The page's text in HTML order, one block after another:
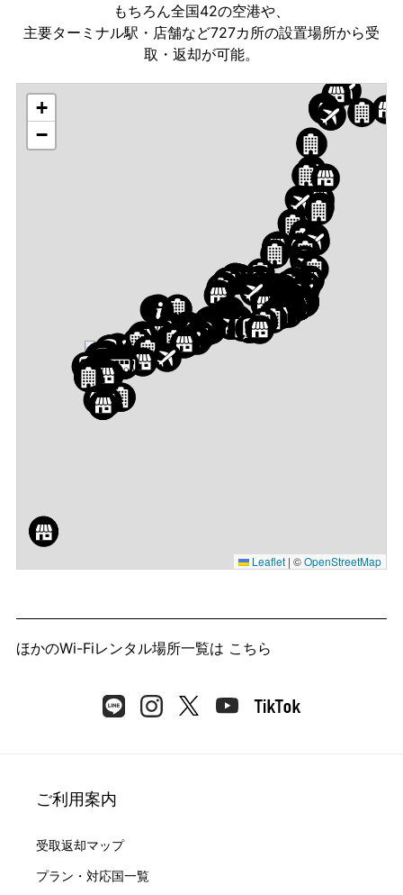
もちろん全国42の空港や、
主要ターミナル駅・店舗など727カ所の設置場所から受
取・返却が可能。
+
−
Leaflet | ©OpenStreetMap
ほかのWi-Fiレンタル場所一覧は こちら
ご利用案内
受取返却マップ
プラン・対応国一覧